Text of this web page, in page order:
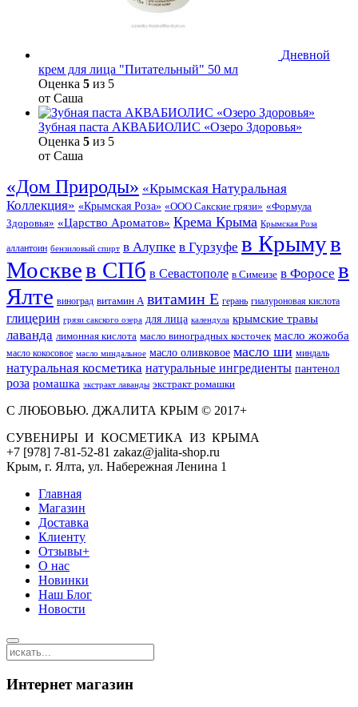
Дневной
крем для лица "Питательный" 50 мл
Оценка 5 из 5
от Саша
Зубная паста АКВАБИОЛИС «Озеро Здоровья»
Оценка 5 из 5
от Саша
«Дом Природы» «Крымская Натуральная
Коллекция» «Крымская Роза» «ООО Сакские грязи» «Формула
Здоровья» «Царство Ароматов» Крема Крыма Крымская Роза
аллантоин бензиловый спирт в Алупке в Гурзуфе в Крымув
Москвев СПб в Севастополе в Симеизе в Форосе в
Ялте виноград витамин А витамин Е герань гиалуроновая кислота
глицерин грязи сакского озера для лица календула крымские травы
лаванда лимонная кислота масло виноградных косточек масло жожоба
масло кокосовое масло миндальное масло оливковое масло ши миндаль
натуральная косметика натуральные ингредиенты пантенол
роза ромашка экстракт лаванды экстракт ромашки
С ЛЮБОВЬЮ. ДЖАЛИТА КРЫМ © 2017+
СУВЕНИРЫ И КОСМЕТИКА ИЗ КРЫМА
+7 [978] 7-81-52-81 zakaz@jalita-shop.ru
Крым, г. Ялта, ул. Набережная Ленина 1
Главная
Магазин
Доставка
Клиенту
Отзывы+
О нас
Новинки
Наш Блог
Новости
Интернет магазин